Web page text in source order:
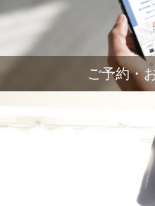
ご予約・